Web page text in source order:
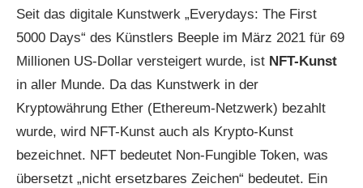
Seit das digitale Kunstwerk „Everydays: The First
5000 Days“ des Künstlers Beeple im März 2021 für 69
Millionen US-Dollar versteigert wurde, ist NFT-Kunst
in aller Munde. Da das Kunstwerk in der
Kryptowährung Ether (Ethereum-Netzwerk) bezahlt
wurde, wird NFT-Kunst auch als Krypto-Kunst
bezeichnet. NFT bedeutet Non-Fungible Token, was
übersetzt „nicht ersetzbares Zeichen“ bedeutet. Ein